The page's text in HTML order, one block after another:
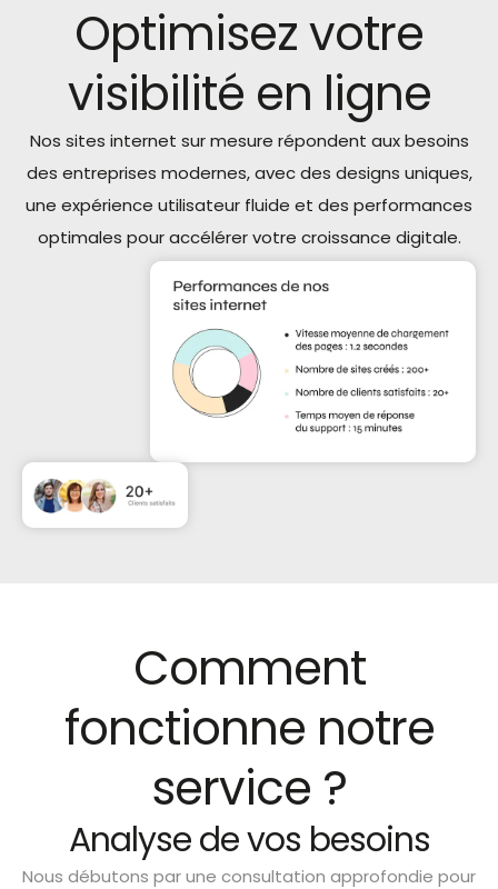
Optimisez votre
visibilité en ligne
Nos sites internet sur mesure répondent aux besoins
des entreprises modernes, avec des designs uniques,
une expérience utilisateur fluide et des performances
optimales pour accélérer votre croissance digitale.
Comment
fonctionne notre
service ?
Analyse de vos besoins
Nous débutons par une consultation approfondie pour